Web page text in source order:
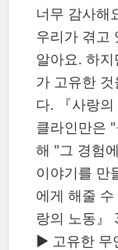
너무 감사해
우리가 겪고
알아요. 하
가 고유한
다. 『사랑
클라인만은
해 "그 경험
이야기를 만
에게 해줄
랑의 노동』
▶ 고유한 무